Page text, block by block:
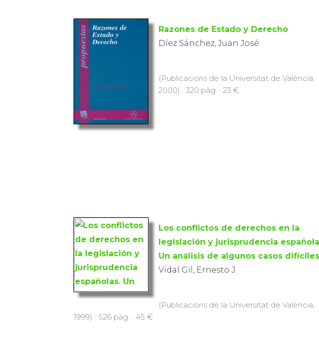
Razones de Estado y Derecho
Díez Sánchez, Juan José
(Publicacions de la Universitat de València,
2000) · 320 pàg. · 23 €
Los conflictos de derechos en la
legislación y jurisprudencia
Un análisis de algunos casos difíciles
Vidal Gil, Ernesto J.
(Publicacions de la Universitat de València,
1999) · 526 pàg. · 45 €